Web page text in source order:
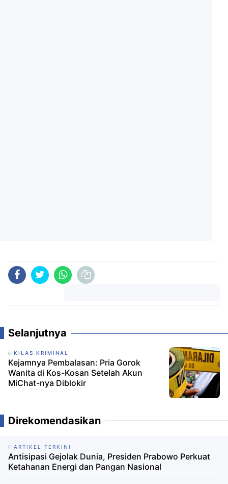
Selanjutnya
KILAS KRIMINAL
Kejamnya Pembalasan: Pria Gorok
Wanita di Kos-Kosan Setelah Akun
MiChat-nya Diblokir
Direkomendasikan
ARTIKEL TERKINI
Antisipasi Gejolak Dunia, Presiden Prabowo Perkuat
Ketahanan Energi dan Pangan Nasional